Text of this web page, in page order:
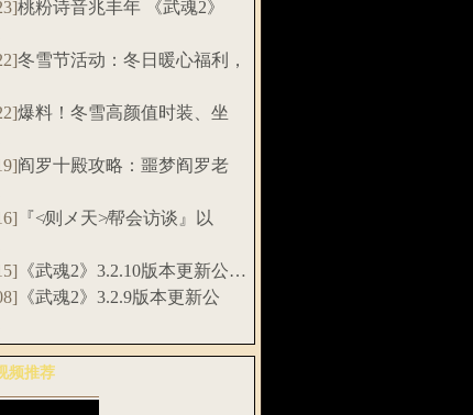
桃粉诗音兆丰年 《武魂2》
冬雪节活动：冬日暖心福利，
爆料！冬雪高颜值时装、坐
阎罗十殿攻略：噩梦阎罗老
『≮则メ天≯帮会访谈』以
《武魂2》3.2.10版本更新公…
《武魂2》3.2.9版本更新公
频推荐